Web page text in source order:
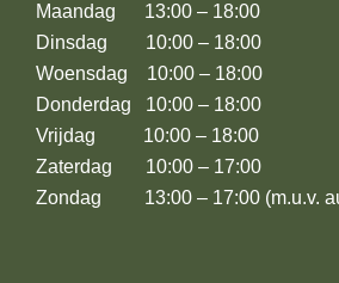
Maandag 13:00 – 18:00
Dinsdag 10:00 – 18:00
Woensdag 10:00 – 18:00
Donderdag 10:00 – 18:00
Vrijdag 10:00 – 18:00
Zaterdag 10:00 – 17:00
Zondag 13:00 – 17:00 (m.u.v.